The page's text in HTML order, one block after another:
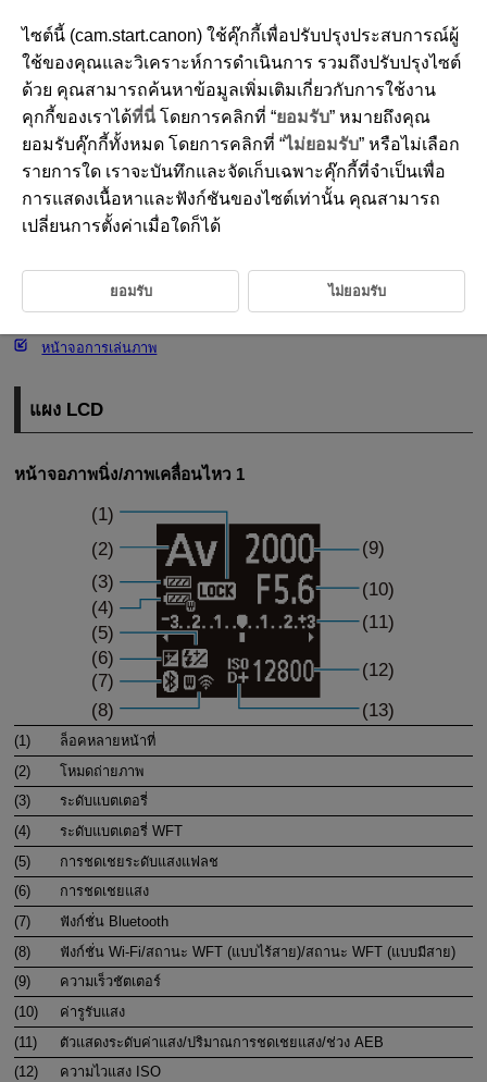
D090-213
การแสดงข้อมูล
แผง LCD
หน้าจอการถ่ายภาพนิ่ง
หน้าจอการบันทึกภาพเคลื่อนไหว
ไอคอนแสดงฉาก
หน้าจอการเล่นภาพ
แผง LCD
หน้าจอภาพนิ่ง/ภาพเคลื่อนไหว 1
(1)
ล็อคหลายหน้าที่
(2)
โหมดถ่ายภาพ
(3)
ระดับแบตเตอรี่
(4)
ระดับแบตเตอรี่ WFT
(5)
การชดเชยระดับแสงแฟลช
(6)
การชดเชยแสง
(7)
ฟังก์ชั่น Bluetooth
(8)
ฟังก์ชั่นWi-Fi/สถานะ WFT (แบบไร้สาย)/สถานะ WFT (แบบมีสาย)
(9)
ความเร็วชัตเตอร์
(10)
ค่ารูรับแสง
(11)
ตัวแสดงระดับค่าแสง/ปริมาณการชดเชยแสง/ช่วง AEB
(12)
ความไวแสง ISO
ไซต์นี้ (cam.start.canon) ใช้คุ๊กกี้เพื่อปรับปรุงประสบการณ์ผู้
ใช้ของคุณและวิเคราะห์การดำเนินการ รวมถึงปรับปรุงไซต์
ด้วย คุณสามารถค้นหาข้อมูลเพิ่มเติมเกี่ยวกับการใช้งาน
คุกกี้ของเราได้ที่นี่โดยการคลิกที่ “ยอมรับ” หมายถึงคุณ
ยอมรับคุ๊กกี้ทั้งหมด โดยการคลิกที่ “ไม่ยอมรับ” หรือไม่เลือก
รายการใด เราจะบันทึกและจัดเก็บเฉพาะคุ๊กกี้ที่จำเป็นเพื่อ
การแสดงเนื้อหาและฟังก์ชันของไซต์เท่านั้น คุณสามารถ
เปลี่ยนการตั้งค่าเมื่อใดก็ได้
ยอมรับ ไม่ยอมรับ